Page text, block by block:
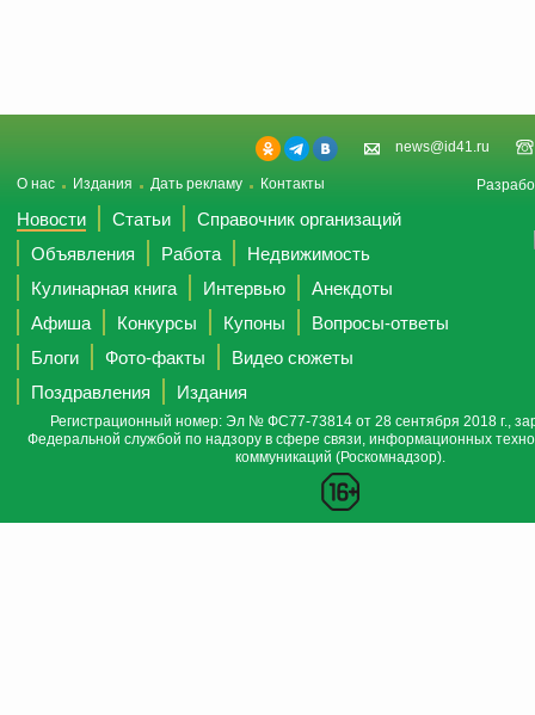
news@id41.ru
О нас Издания Дать рекламу Контакты
Новости Статьи
Справочник организаций
Объявления
Работа
Недвижимость
Кулинарная книга
Интервью
Анекдоты
Афиша
Конкурсы Купоны
Вопросы-ответы
Блоги
Фото-факты
Видео сюжеты
Поздравления
Издания
Регистрационный номер: Эл № ФС77-73814 от 28 сентября 2018 г.,
Федеральной службой по надзору в сфере связи, информационных
коммуникаций (Роскомнадзор).